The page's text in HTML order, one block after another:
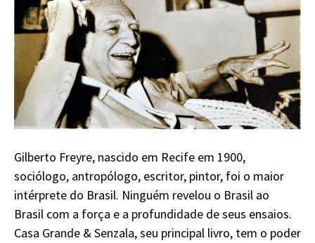
Gilberto Freyre, nascido em Recife em 1900,
sociólogo, antropólogo, escritor, pintor, foi o maior
intérprete do Brasil. Ninguém revelou o Brasil ao
Brasil com a força e a profundidade de seus ensaios.
Casa Grande & Senzala, seu principal livro, tem o poder